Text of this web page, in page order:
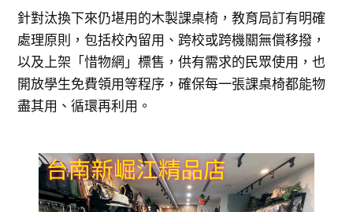
針對汰換下來仍堪用的木製課桌椅，教育局訂有明確
處理原則，包括校內留用、跨校或跨機關無償移撥，
以及上架「惜物網」標售，供有需求的民眾使用，也
開放學生免費領用等程序，確保每一張課桌椅都能物
盡其用、循環再利用。